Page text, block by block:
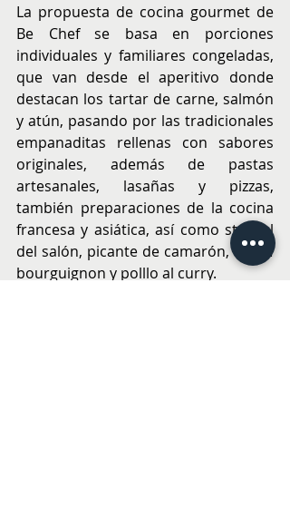
La propuesta de cocina gourmet de
Be Chef se basa en porciones
individuales y familiares congeladas,
que van desde el aperitivo donde
destacan los tartar de carne, salmón
y atún, pasando por las tradicionales
empanaditas rellenas con sabores
originales, además de pastas
artesanales, lasañas y pizzas,
también preparaciones de la cocina
francesa y asiática, así como strudel
del salón, picante de camarón, boeuf
bourguignon y polllo al curry.